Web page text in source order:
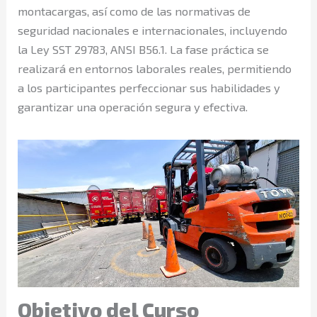
montacargas, así como de las normativas de
seguridad nacionales e internacionales, incluyendo
la Ley SST 29783, ANSI B56.1. La fase práctica se
realizará en entornos laborales reales, permitiendo
a los participantes perfeccionar sus habilidades y
garantizar una operación segura y efectiva.
Objetivo del Curso